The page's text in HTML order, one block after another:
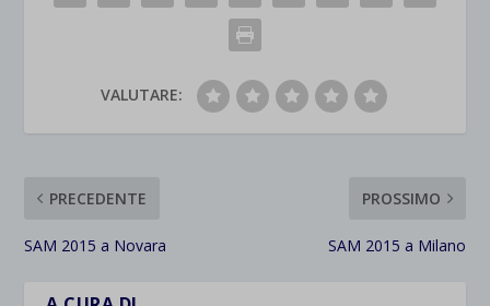
VALUTARE:
PRECEDENTE
SAM 2015 a Novara
PROSSIMO
SAM 2015 a Milano